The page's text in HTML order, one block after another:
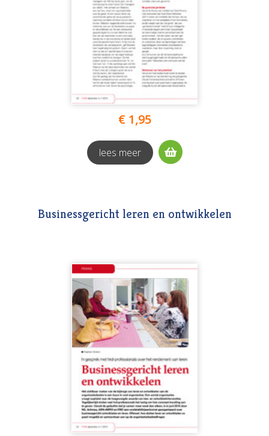
€ 1,95
lees meer
Businessgericht leren en ontwikkelen